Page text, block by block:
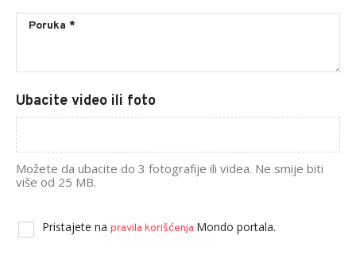
Ubacite video ili foto
Možete da ubacite do 3 fotografije ili videa. Ne smije biti
više od 25 MB.
Pristajete na pravila korišćenja Mondo portala.